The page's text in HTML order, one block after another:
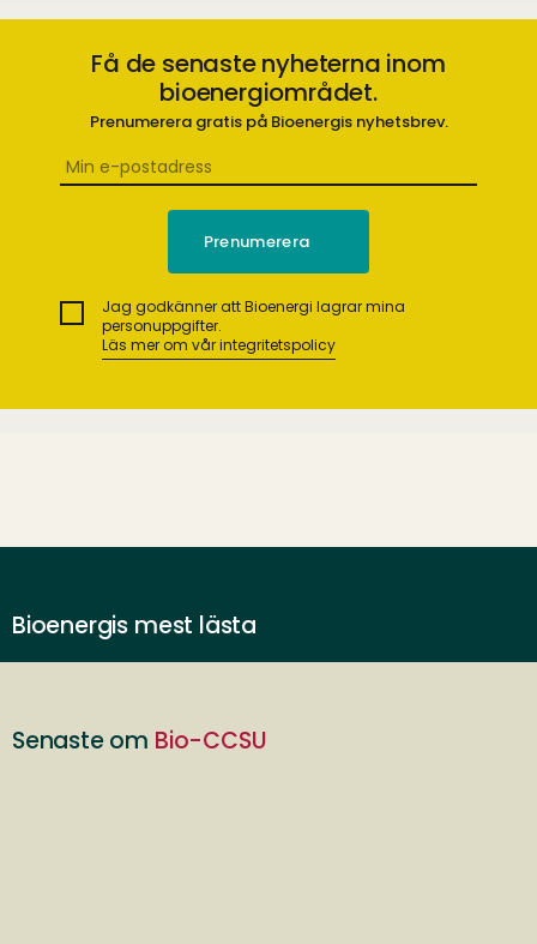
Få de senaste nyheterna inom
bioenergiområdet.
Prenumerera gratis på Bioenergis nyhetsbrev.
Jag godkänner att Bioenergi lagrar mina
personuppgifter.
Läs mer om vår integritetspolicy
Bioenergis mest lästa
Senaste om Bio-CCSU